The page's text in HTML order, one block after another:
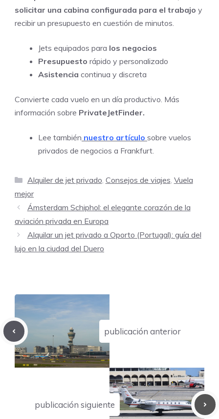
solicitar una cabina configurada para el trabajo y
recibir un presupuesto en cuestión de minutos.
Jets equipados para los negocios
Presupuesto rápido y personalizado
Asistencia continua y discreta
Convierte cada vuelo en un día productivo. Más
información sobre PrivateJetFinder.
Lee también nuestro artículo sobre vuelos
privados de negocios a Frankfurt.
Categorías
Alquiler de jet privado, Consejos de viajes, Vuela
mejor
Ámsterdam Schiphol: el elegante corazón de la
aviación privada en Europa
Alquilar un jet privado a Oporto (Portugal): guía del
lujo en la ciudad del Duero
publicación anterior
publicación siguiente